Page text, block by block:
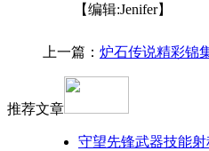
【编辑:Jenifer】
上一篇： 炉石传说精彩锦
推荐文章
守望先锋武器技能